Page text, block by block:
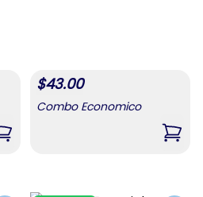
,Combo De Bebidas 2
$43.00
Combo Economico
,